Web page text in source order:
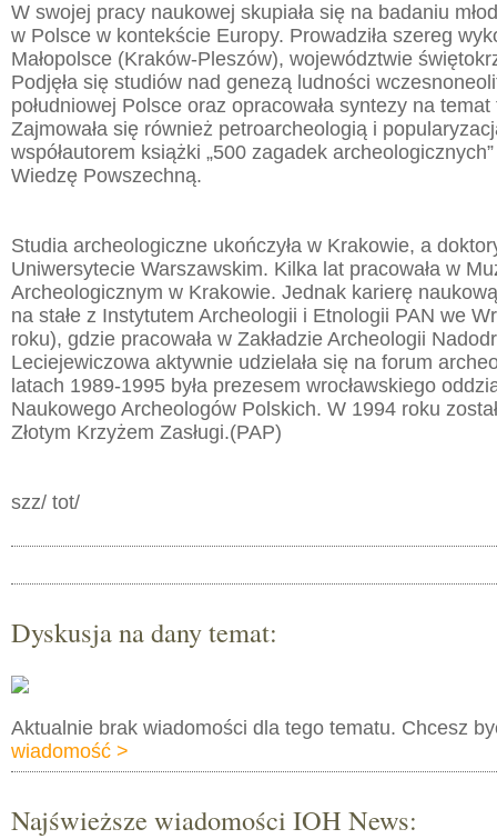
W swojej pracy naukowej skupiała się na badaniu
w Polsce w kontekście Europy. Prowadziła szereg
Małopolsce (Kraków-Pleszów), województwie
Podjęła się studiów nad genezą ludności
południowej Polsce oraz opracowała syntezy na
Zajmowała się również petroarcheologią i
współautorem książki „500 zagadek
Wiedzę Powszechną.
Studia archeologiczne ukończyła w Krakowie, a
Uniwersytecie Warszawskim. Kilka lat pracowała w
Archeologicznym w Krakowie. Jednak karierę
na stałe z Instytutem Archeologii i Etnologii PAN we
roku), gdzie pracowała w Zakładzie Archeologii
Leciejewiczowa aktywnie udzielała się na forum
latach 1989-1995 była prezesem wrocławskiego
Naukowego Archeologów Polskich. W 1994 roku
Złotym Krzyżem Zasługi.(PAP)
szz/ tot/
Dyskusja na dany temat:
Aktualnie brak wiadomości dla tego tematu. Chcesz
wiadomość >
Najświeższe wiadomości IOH News: